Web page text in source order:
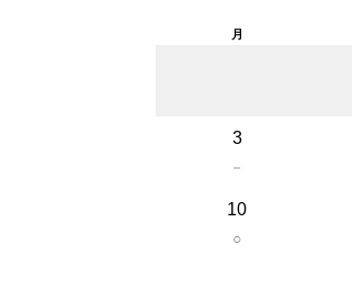
月
3
－
10
○